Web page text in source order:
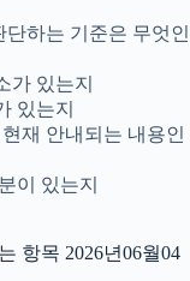
하는 기준은 무엇인
가 있는지
있는지
재 안내되는 내용인
이 있는지
항목 2026년06월04